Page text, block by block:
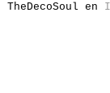
TheDecoSoul en